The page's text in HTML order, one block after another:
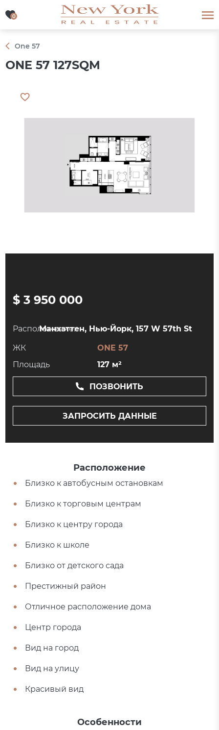
0
0
One 57
ONE 57 127SQM
$ 3 950 000
Расположение:
Манхэттен, Нью-Йорк, 157 W 57th St
ЖК
ONE 57
Площадь
127 м²
ПОЗВОНИТЬ
ЗАПРОСИТЬ ДАННЫЕ
Расположение
Близко к автобусным остановкам
Близко к торговым центрам
Близко к центру города
Близко к школе
Близко от детского сада
Престижный район
Отличное расположение дома
Центр города
Вид на город
Вид на улицу
Красивый вид
Особенности